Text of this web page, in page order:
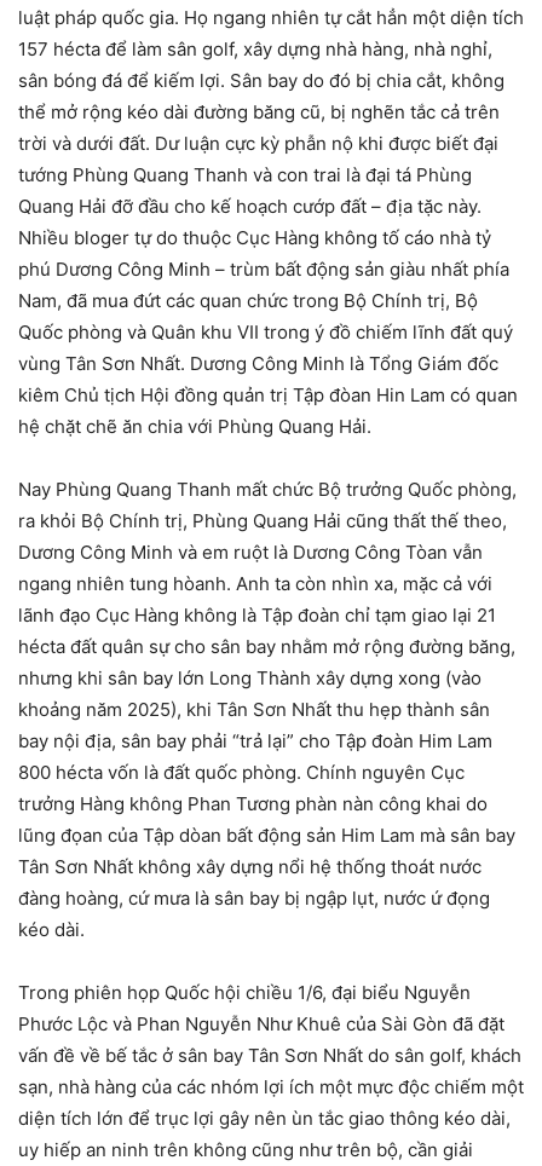
luật pháp quốc gia. Họ ngang nhiên tự cắt hẳn một diện tích
157 hécta để làm sân golf, xây dựng nhà hàng, nhà nghỉ,
sân bóng đá để kiếm lợi. Sân bay do đó bị chia cắt, không
thể mở rộng kéo dài đường băng cũ, bị nghẽn tắc cả trên
trời và dưới đất. Dư luận cực kỳ phẫn nộ khi được biết đại
tướng Phùng Quang Thanh và con trai là đại tá Phùng
Quang Hải đỡ đầu cho kế hoạch cướp đất – địa tặc này.
Nhiều bloger tự do thuộc Cục Hàng không tố cáo nhà tỷ
phú Dương Công Minh – trùm bất động sản giàu nhất phía
Nam, đã mua đứt các quan chức trong Bộ Chính trị, Bộ
Quốc phòng và Quân khu VII trong ý đồ chiếm lĩnh đất quý
vùng Tân Sơn Nhất. Dương Công Minh là Tổng Giám đốc
kiêm Chủ tịch Hội đồng quản trị Tập đòan Hin Lam có quan
hệ chặt chẽ ăn chia với Phùng Quang Hải.
Nay Phùng Quang Thanh mất chức Bộ trưởng Quốc phòng,
ra khỏi Bộ Chính trị, Phùng Quang Hải cũng thất thế theo,
Dương Công Minh và em ruột là Dương Công Tòan vẫn
ngang nhiên tung hòanh. Anh ta còn nhìn xa, mặc cả với
lãnh đạo Cục Hàng không là Tập đoàn chỉ tạm giao lại 21
hécta đất quân sự cho sân bay nhằm mở rộng đường băng,
nhưng khi sân bay lớn Long Thành xây dựng xong (vào
khoảng năm 2025), khi Tân Sơn Nhất thu hẹp thành sân
bay nội địa, sân bay phải “trả lại” cho Tập đoàn Him Lam
800 hécta vốn là đất quốc phòng. Chính nguyên Cục
trưởng Hàng không Phan Tương phàn nàn công khai do
lũng đọan của Tập dòan bất động sản Him Lam mà sân bay
Tân Sơn Nhất không xây dựng nổi hệ thống thoát nước
đàng hoàng, cứ mưa là sân bay bị ngập lụt, nước ứ đọng
kéo dài.
Trong phiên họp Quốc hội chiều 1/6, đại biểu Nguyễn
Phước Lộc và Phan Nguyễn Như Khuê của Sài Gòn đã đặt
vấn đề về bế tắc ở sân bay Tân Sơn Nhất do sân golf, khách
sạn, nhà hàng của các nhóm lợi ích một mực độc chiếm một
diện tích lớn để trục lợi gây nên ùn tắc giao thông kéo dài,
uy hiếp an ninh trên không cũng như trên bộ, cần giải